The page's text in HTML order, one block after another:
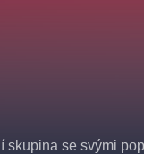
skupina se svými